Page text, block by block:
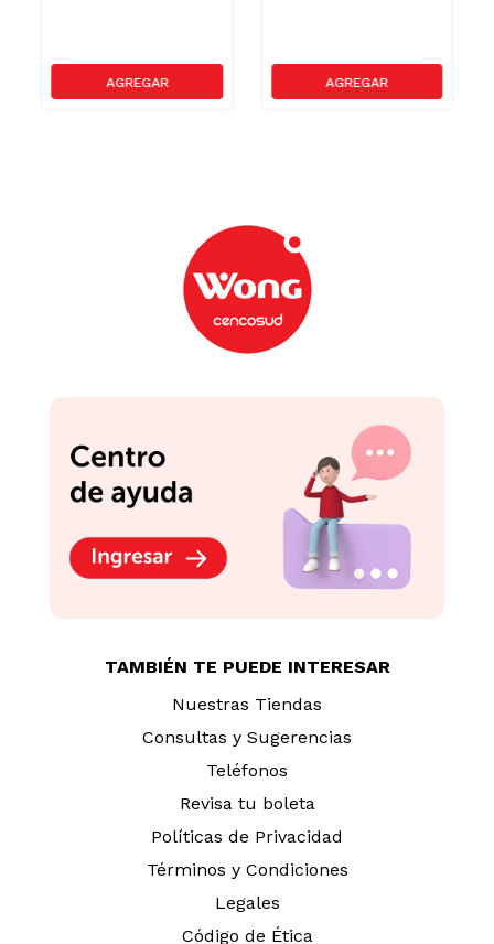
TAMBIÉN TE PUEDE INTERESAR
Nuestras Tiendas
Consultas y Sugerencias
Teléfonos
Revisa tu boleta
Políticas de Privacidad
Términos y Condiciones
Legales
Código de Ética